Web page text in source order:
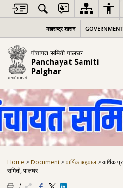
content
महाराष्ट्र शासन
पंचायत समिती पालघर
Panchayat Samiti
Palghar
Home > Document >वार्षिक अहवाल >वार्षिक
समिती, पालघर